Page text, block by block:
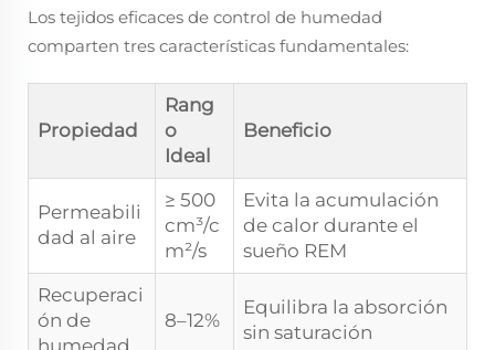
Los tejidos eficaces de control de humedad
comparten tres características fundamentales:
Propiedad
Rang
o
Ideal
Beneficio
Permeabili
dad al aire
≥ 500
cm³/c
m²/s
Evita la acumulación
de calor durante el
sueño REM
Recuperaci
ón de
humedad
8–12%
Equilibra la absorción
sin saturación